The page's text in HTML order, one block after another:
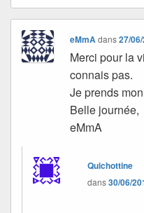
eMmAdans27/
Merci pour la
connais pas.
Je prends
Belle journée,
eMmA
Quichottine
dans30/06/